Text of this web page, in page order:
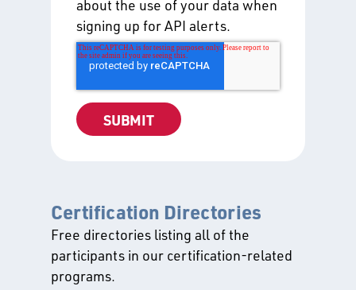
about the use of your data when
signing up for API alerts.
Certification Directories
Free directories listing all of the
participants in our certification-related
programs.